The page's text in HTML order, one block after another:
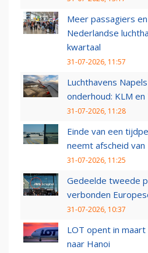
Meer passagiers
Nederlandse
kwartaal
31-07-2026, 11:57
Luchthavens
onderhoud: KLM
31-07-2026, 11:28
Einde van een
neemt afscheid
31-07-2026, 11:25
Gedeelde tweede
verbonden
31-07-2026, 10:37
LOT opent in
naar Hanoi